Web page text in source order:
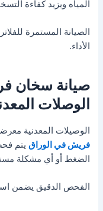
المياه ويزيد كفاءة
الصيانة المستمرة
الأداء.
صيانة سخان
الوصلات
الوصيلات المعدنية
فريش في الوراق يتم
الضغط أو أي مشكلة
الفحص الدقيق يضمن